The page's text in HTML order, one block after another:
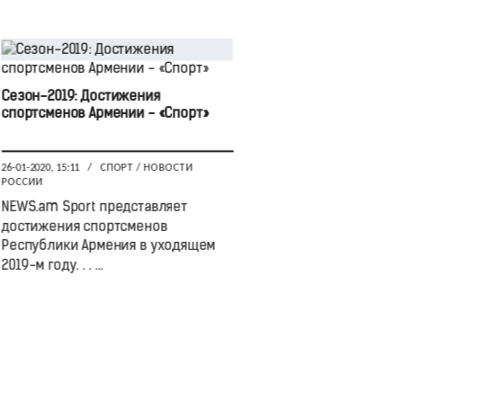
Сезон-2019: Достижения
спортсменов Армении - «Спорт»
26-01-2020, 15:11 / СПОРТ / НОВОСТИ
РОССИИ
NEWS.am Sport представляет
достижения спортсменов
Республики Армения в уходящем
2019-м году. . . ...